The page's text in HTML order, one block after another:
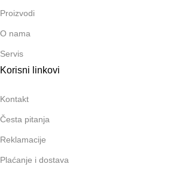
Proizvodi
O nama
Servis
Korisni linkovi
Kontakt
Česta pitanja
Reklamacije
Plaćanje i dostava